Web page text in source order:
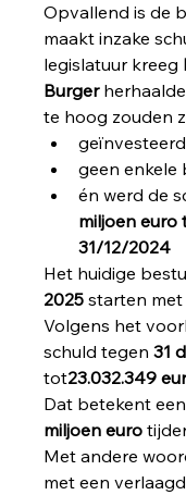
Opvallend is de
maakt inzake
legislatuur kreeg
Burger
te hoog zouden
geen enkele
én werd de
miljoen euro
31/12/2024
Het huidige
2025 starten met
Volgens het
schuld tegen 31
tot23.032.349
Dat betekent
miljoen euro
Met andere
met een